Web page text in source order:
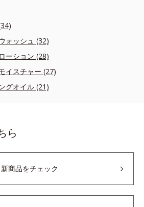
ォッシュ (32)
ーション (28)
イスチャー (27)
グオイル (21)
ら
新商品をチェック